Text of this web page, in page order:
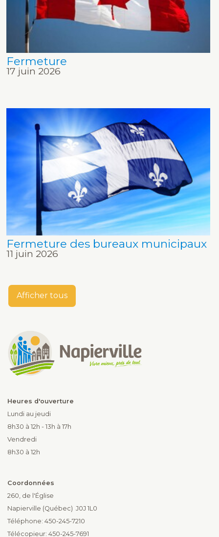
Fermeture
17 juin 2026
Fermeture des bureaux municipaux
11 juin 2026
Afficher tous
Heures d'ouverture
Lundi au jeudi
8h30 à 12h - 13h à 17h
Vendredi
8h30 à 12h
Coordonnées
260, de l'Église
Napierville (Québec) J0J 1L0
Téléphone: 450-245-7210
Télécopieur: 450-245-7691